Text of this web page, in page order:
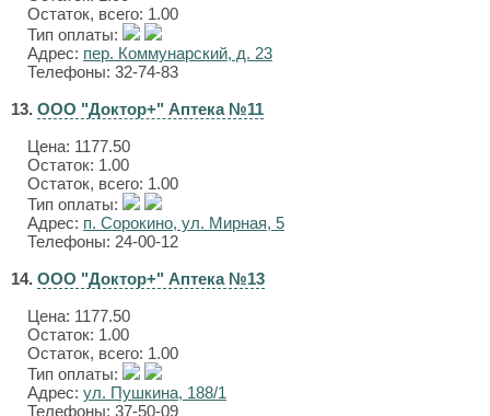
Остаток, всего: 1.00
Тип оплаты:
Адрес: пер. Коммунарский, д. 23
Телефоны: 32-74-83
13. ООО "Доктор+" Аптека №11
Цена: 1177.50
Остаток: 1.00
Остаток, всего: 1.00
Тип оплаты:
Адрес: п. Сорокино, ул. Мирная, 5
Телефоны: 24-00-12
14. ООО "Доктор+" Аптека №13
Цена: 1177.50
Остаток: 1.00
Остаток, всего: 1.00
Тип оплаты:
Адрес: ул. Пушкина, 188/1
Телефоны: 37-50-09